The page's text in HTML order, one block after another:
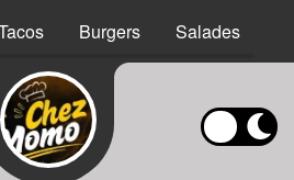
Burgers Salades